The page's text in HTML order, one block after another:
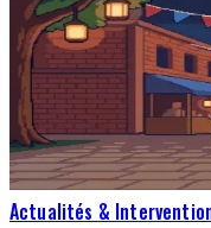
Actualités &